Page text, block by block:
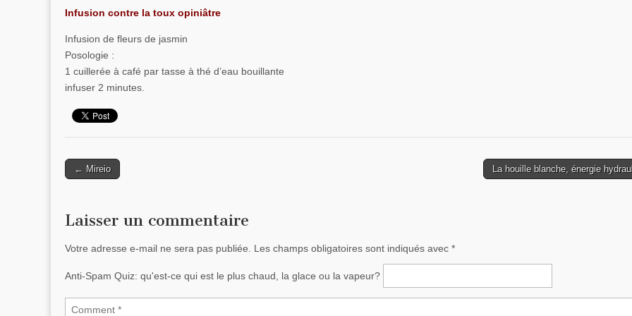
Infusion contre la toux opiniâtre
Infusion de fleurs de jasmin
Posologie :
1 cuillerée à café par tasse à thé d’eau bouillante
infuser 2 minutes.
Post navigation
← Mireio La houille blanche, énergie
Laisser un commentaire
Votre adresse e-mail ne sera pas publiée. Les champs obligatoires sont indiqués avec *
Anti-Spam Quiz: qu'est-ce qui est le plus chaud, la glace ou la vapeur?